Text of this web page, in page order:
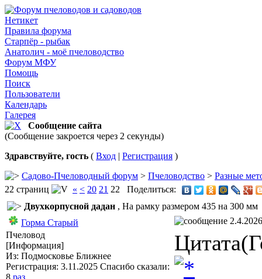
Нетикет
Правила форума
Старпёр - рыбак
Анатолич - моё пчеловодство
Форум МФУ
Помощь
Поиск
Пользователи
Календарь
Галерея
Сообщение сайта
(Сообщение закроется через 2 секунды)
Здравствуйте, гость ( Вход | Регистрация )
Садово-Пчеловодный форум > Пчеловодство > Разные
22 страниц
« < 20 21 22
Поделиться:
Двухкорпусной дадан , На рамку размером 435 на 300 мм
Горма Старый
Пчеловод
[Информация]
Из: Подмосковье Ближнее
Регистрация: 3.11.2025 Спасибо сказали:
8 раз